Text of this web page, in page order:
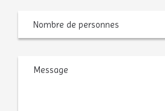
Nombre
personnes
Message